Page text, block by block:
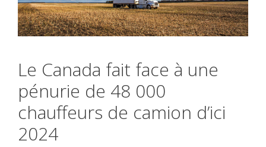
Le Canada fait face à une
pénurie de 48 000
chauffeurs de camion d’ici
2024